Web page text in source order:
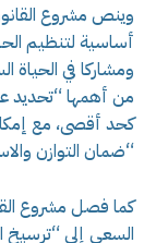
وينص مشروع
أساسية لتنظيم
ومشاركا في الحياة
من أهمها
كحد أقصى، مع
“ضمان التوازن
كما فصل مشروع
السعي إلى “ترسيخ